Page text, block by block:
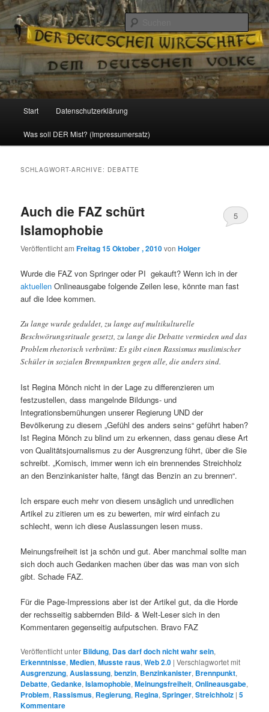
Reizzentrum
Politik, Wirtschaft, Soziales und Gesellschaft
Zum
Inhalt
Zum
sekundären
Start Datenschutzerklärung
Was soll DER Mist? (Impressumersatz)
SCHLAGWORT-ARCHIVE: DEBATTE
Auch die FAZ schürt
Islamophobie
Veröffentlicht amFreitag 15 Oktober , 2010vonHolger
5
Wurde die FAZ von Springer oder PI gekauft? Wenn ich in der
aktuellen Onlineausgabe folgende Zeilen lese, könnte man fast
auf die Idee kommen.
Zu lange wurde geduldet, zu lange auf multikulturelle
Beschwörungsrituale gesetzt, zu lange die Debatte vermieden und das
Problem rhetorisch verbrämt: Es gibt einen Rassismus muslimischer
Schüler in sozialen Brennpunkten gegen alle, die anders sind.
Ist Regina Mönch nicht in der Lage zu differenzieren um
festzustellen, dass mangelnde Bildungs- und
Integrationsbemühungen unserer Regierung UND der
Bevölkerung zu diesem „Gefühl des anders seins“ geführt haben?
Ist Regina Mönch zu blind um zu erkennen, dass genau diese Art
von Qualitätsjournalismus zu der Ausgrenzung führt, über die Sie
schreibt. „Komisch, immer wenn ich ein brennendes Streichholz
an den Benzinkanister halte, fängt das Benzin an zu brennen“.
Ich erspare euch mehr von diesem unsäglich und unredlichen
Artikel zu zitieren um es zu bewerten, mir wird einfach zu
schlecht, wenn ich diese Auslassungen lesen muss.
Meinungsfreiheit ist ja schön und gut. Aber manchmal sollte man
sich doch auch Gedanken machen über das was man von sich
gibt. Schade FAZ.
Für die Page-Impressions aber ist der Artikel gut, da die Horde
der rechsseitig sabbernden Bild- & Welt-Leser sich in den
Kommentaren gegenseitig aufputschen. Bravo FAZ
Veröffentlicht unter Bildung, Das darf doch nicht wahr sein,
Erkenntnisse,Medien,Musste raus,Web 2.0 |Verschlagwortet mit
Ausgrenzung,Auslassung,benzin, Benzinkanister, Brennpunkt,
Debatte,Gedanke,Islamophobie,Meinungsfreiheit,Onlineausgabe,
Problem, Rassismus, Regierung, Regina,Springer,Streichholz |5
Kommentare